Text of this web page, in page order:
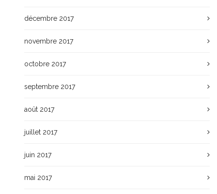
décembre 2017
novembre 2017
octobre 2017
septembre 2017
août 2017
juillet 2017
juin 2017
mai 2017